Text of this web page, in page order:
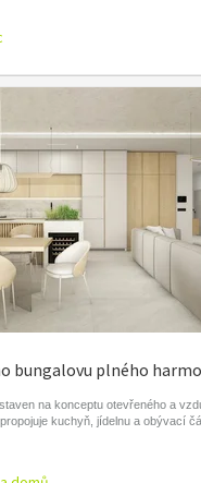
bungalovu plného
na konceptu otevřeného a
kuchyň, jídelnu a obývací